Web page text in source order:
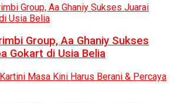
Group, Aa Ghaniy Sukses
Gokart di Usia Belia